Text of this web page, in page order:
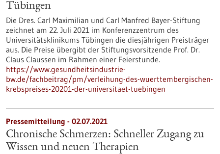
Tübingen
Die Dres. Carl Maximilian und Carl Manfred Bayer-Stiftung
zeichnet am 22. Juli 2021 im Konferenzzentrum des
Universitätsklinikums Tübingen die diesjährigen Preisträger
aus. Die Preise übergibt der Stiftungsvorsitzende Prof. Dr.
Claus Claussen im Rahmen einer Feierstunde.
https://www.gesundheitsindustrie-
bw.de/fachbeitrag/pm/verleihung-des-wuerttembergischen-
krebspreises-20201-der-universitaet-tuebingen
Pressemitteilung - 02.07.2021
Chronische Schmerzen: Schneller Zugang zu
Wissen und neuen Therapien